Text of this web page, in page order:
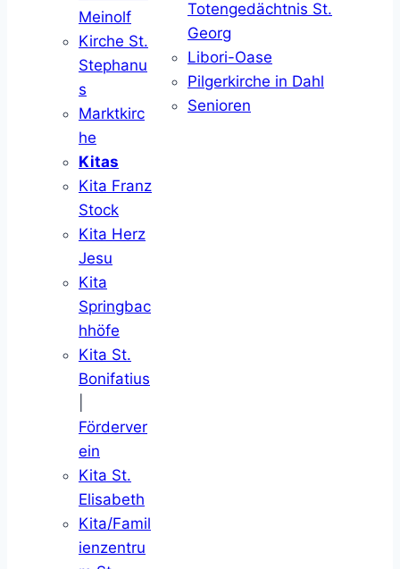
Meinolf
Kirche St.
Stephanu
s
Marktkirc
he
Kitas
Kita Franz
Stock
Kita Herz
Jesu
Kita
Springbac
hhöfe
Kita St.
Bonifatius
Förderver
ein
Kita St.
Elisabeth
Kita/Famil
ienzentru
Totengedächtnis St.
Georg
Libori-Oase
Pilgerkirche in Dahl
Senioren